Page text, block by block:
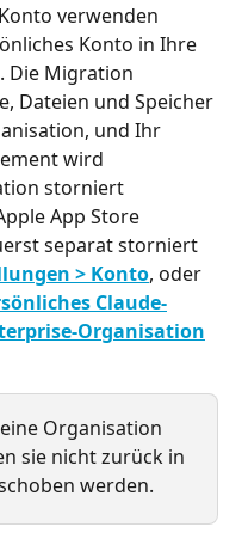
verwenden
Konto in Ihre
Die Migration
Dateien und Speicher
und Ihr
wird
storniert
App Store
separat storniert
> Konto, oder
Claude-
Organisation
Organisation
sie nicht zurück in
werden.